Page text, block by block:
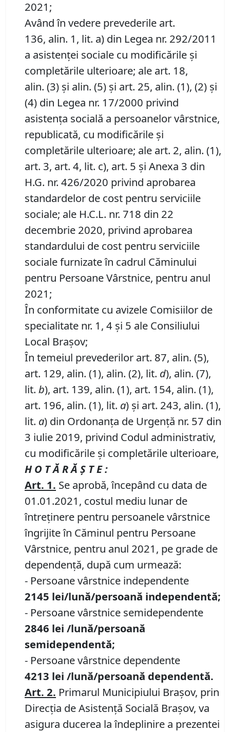
2021;
Având în vedere prevederile art.
136, alin. 1, lit. a) din Legea nr. 292/2011
a asistenţei sociale cu modificările şi
completările ulterioare; ale art. 18,
alin. (3) și alin. (5) şi art. 25, alin. (1), (2) şi
(4) din Legea nr. 17/2000 privind
asistenţa socială a persoanelor vârstnice,
republicată, cu modificările şi
completările ulterioare; ale art. 2, alin. (1),
art. 3, art. 4, lit. c), art. 5 şi Anexa 3 din
H.G. nr. 426/2020 privind aprobarea
standardelor de cost pentru serviciile
sociale; ale H.C.L. nr. 718 din 22
decembrie 2020, privind aprobarea
standardului de cost pentru serviciile
sociale furnizate în cadrul Căminului
pentru Persoane Vârstnice, pentru anul
2021;
În conformitate cu avizele Comisiilor de
specialitate nr. 1, 4 și 5 ale Consiliului
Local Brașov;
În temeiul prevederilor art. 87, alin. (5),
art. 129, alin. (1), alin. (2), lit. d), alin. (7),
lit. b), art. 139, alin. (1), art. 154, alin. (1),
art. 196, alin. (1), lit. a) și art. 243, alin. (1),
lit. a) din Ordonanța de Urgență nr. 57 din
3 iulie 2019, privind Codul administrativ,
cu modificările și completările ulterioare,
H O T Ă R Ă Ş T E :
Art. 1. Se aprobă, începând cu data de
01.01.2021, costul mediu lunar de
întreţinere pentru persoanele vârstnice
îngrijite în Căminul pentru Persoane
Vârstnice, pentru anul 2021, pe grade de
dependenţă, după cum urmează:
- Persoane vârstnice independente
2145 lei/lună/persoană independentă;
- Persoane vârstnice semidependente
2846 lei /lună/persoană
semidependentă;
- Persoane vârstnice dependente
4213 lei /lună/persoană dependentă.
Art. 2. Primarul Municipiului Braşov, prin
Direcţia de Asistență Socială Braşov, va
asigura ducerea la îndeplinire a prezentei